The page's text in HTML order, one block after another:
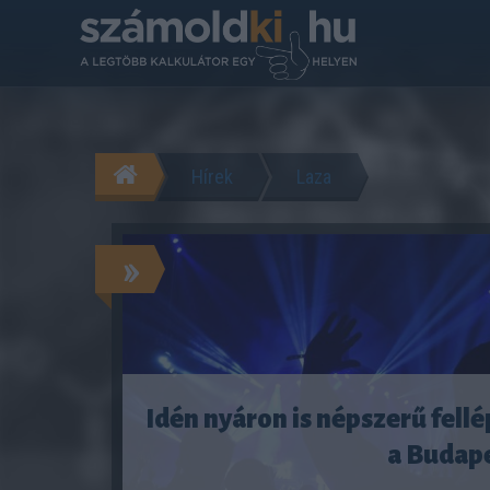
Hírek Laza
»
Idén nyáron is népszerű
a